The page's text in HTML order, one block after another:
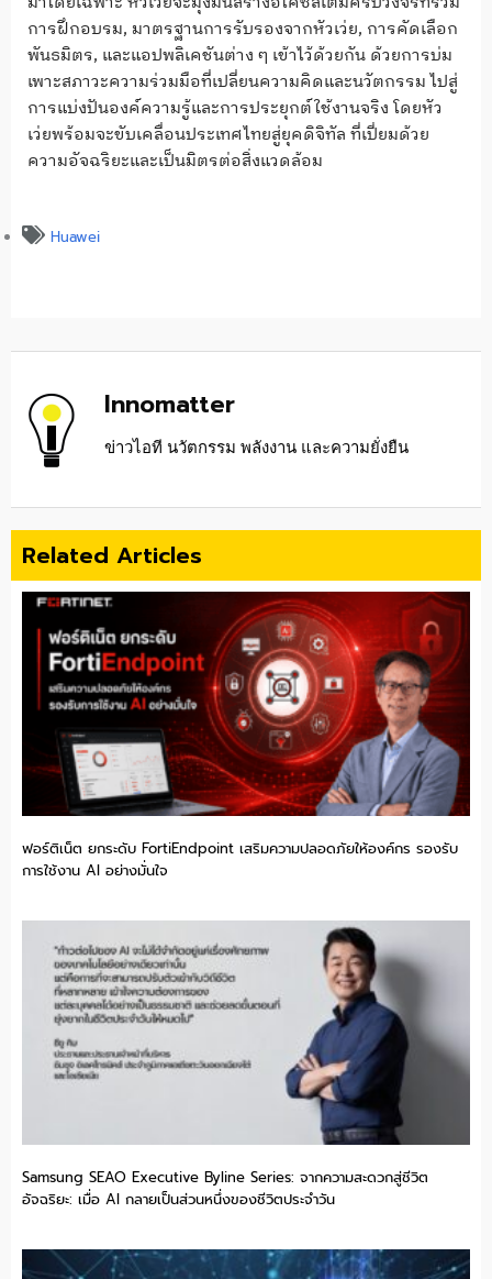
การฝึกอบรม, มาตรฐานการรับรองจากหัวเว่ย, การคัดเลือก
พันธมิตร, และแอปพลิเคชันต่าง ๆ เข้าไว้ด้วยกัน ด้วยการบ่ม
เพาะสภาวะความร่วมมือที่เปลี่ยนความคิดและนวัตกรรม ไปสู่
การแบ่งปันองค์ความรู้และการประยุกต์ใช้งานจริง โดยหัว
เว่ยพร้อมจะขับเคลื่อนประเทศไทยสู่ยุคดิจิทัล ที่เปี่ยมด้วย
ความอัจฉริยะและเป็นมิตรต่อสิ่งแวดล้อม
Huawei
Innomatter
ข่าวไอที นวัตกรรม พลังงาน และความยั่งยืน
Related Articles
ฟอร์ติเน็ต ยกระดับ FortiEndpoint เสริมความปลอดภัยให้องค์กร รองรับ
การใช้งาน AI อย่างมั่นใจ
Samsung SEAO Executive Byline Series: จากความสะดวกสู่ชีวิต
อัจฉริยะ: เมื่อ AI กลายเป็นส่วนหนึ่งของชีวิตประจำวัน